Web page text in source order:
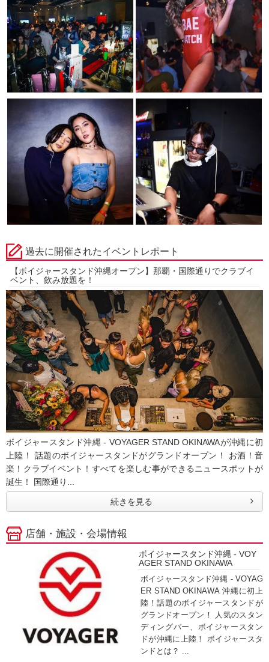
過去に開催されたイベントレポート
【ボイジャースタンド沖縄オープン】那覇・国際通りでクラブイ
ベント、飲み放題を！
ボイジャースタンド沖縄 - VOYAGER STAND OKINAWAが沖縄に初
上陸！ 話題のボイジャースタンドがグランドオープン！ お酒！音
楽！クラブイベント！すべてを楽しむ事ができるニュースポットが
誕生！ 国際通り...
続きを見る
店舗・施設・会場情報
ボイジャースタンド沖縄 - VOY
AGER STAND OKINAWA
ボイジャースタンド沖縄 - VOYAG
ER STAND OKINAWA 沖縄に初上
陸！話題のボイジャースタンドが
グランドオープン！ 人気のスタン
ディングバー、ボイジャースタン
ドが沖縄に上陸！ ボイジャースタ
ンドとは？ ...